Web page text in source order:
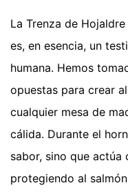
La Trenza de
es, en esencia, un
humana. Hemos
opuestas para crear
cualquier mesa de
cálida. Durante el
sabor, sino que
protegiendo al